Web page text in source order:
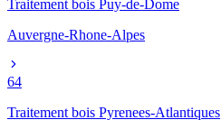
Traitement bois Puy-de-Dome
Auvergne-Rhone-Alpes
64
Traitement bois Pyrenees-Atlantiques